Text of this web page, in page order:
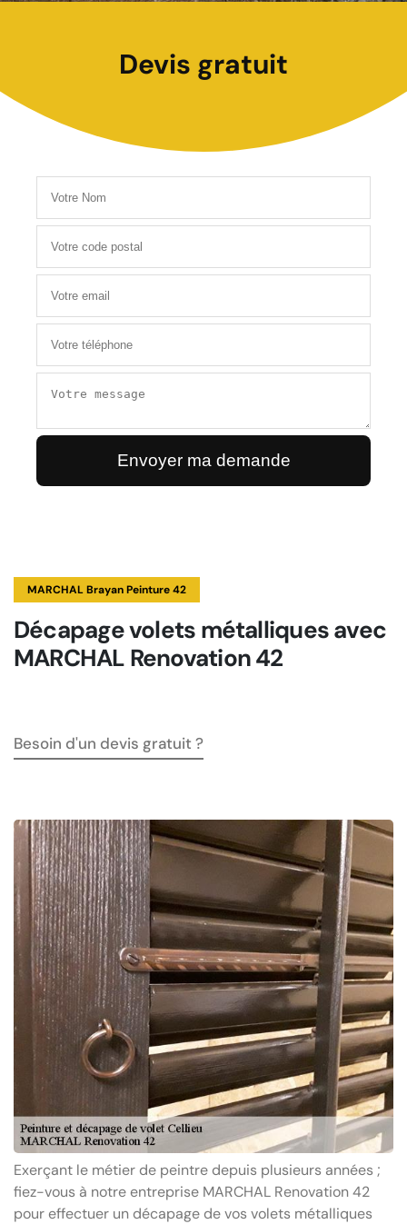
Devis gratuit
MARCHAL Brayan Peinture 42
Décapage volets métalliques avec
MARCHAL Renovation 42
Besoin d'un devis gratuit ?
Exerçant le métier de peintre depuis plusieurs années ;
fiez-vous à notre entreprise MARCHAL Renovation 42
pour effectuer un décapage de vos volets métalliques